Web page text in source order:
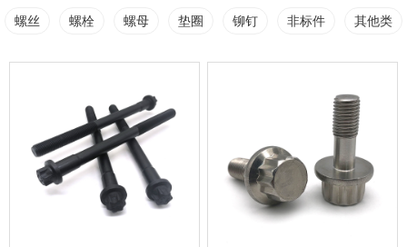
螺丝 螺栓 螺母 垫圈 铆钉 非标件 其他类